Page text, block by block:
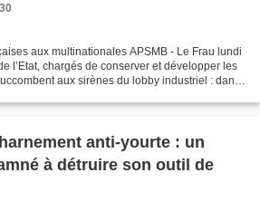
aux multinationales APSMB - Le Frau lundi
l’Etat, chargés de conserver et développer les
aux sirènes du lobby industriel : dans
anti-yourte : un
à détruire son outil de